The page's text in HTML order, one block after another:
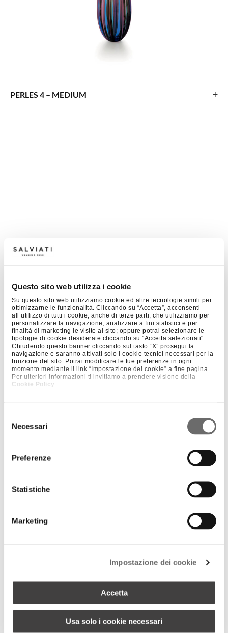
Questo sito web utilizza i cookie
Su questo sito web utilizziamo cookie ed altre tecnologie simili per
ottimizzarne le funzionalità. Cliccando su “Accetta”, acconsenti
all’utilizzo di tutti i cookie, anche di terze parti, che utilizziamo per
personalizzare la navigazione, analizzare a fini statistici e per
finalità di marketing le visite al sito; oppure potrai selezionare le
tipologie di cookie desiderate cliccando su "Accetta selezionati".
Chiudendo questo banner cliccando sul tasto “X” prosegui la
navigazione e saranno attivati solo i cookie tecnici necessari per la
fruizione del sito. Potrai modificare le tue preferenze in ogni
momento mediante il link “Impostazione dei cookie” a fine pagina.
Per ulteriori informazioni ti invitiamo a prendere visione della
Cookie Policy
delNecessari
Preferenze
Statistiche
Marketing
Impostazione dei cookie
Accetta
Usa solo i cookie necessari
PERLES 4 – MEDIUM +
PERLES 4 – SMALL